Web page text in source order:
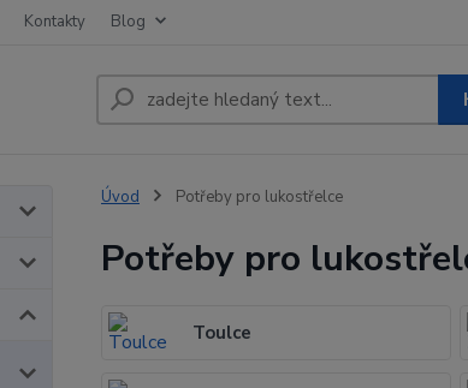
Kontakty Blog
Úvod Potřeby pro lukostřelce
Potřeby pro
Toulce